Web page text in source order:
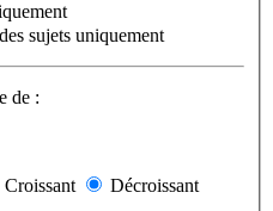
sujets uniquement
de :
Croissant
Décroissant